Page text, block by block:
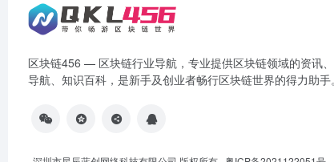
区块链456 — 区块链行业导航，专业提供区块链领域的资讯
导航、知识百科，是新手及创业者畅行区块链世界的得力助手。